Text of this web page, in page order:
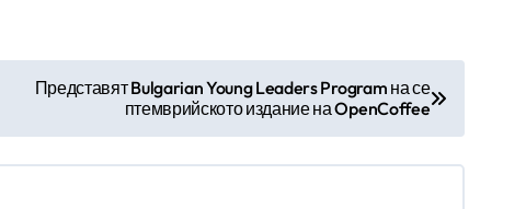
Представят Bulgarian Young Leaders Program на се
птемврийското издание на OpenCoffee